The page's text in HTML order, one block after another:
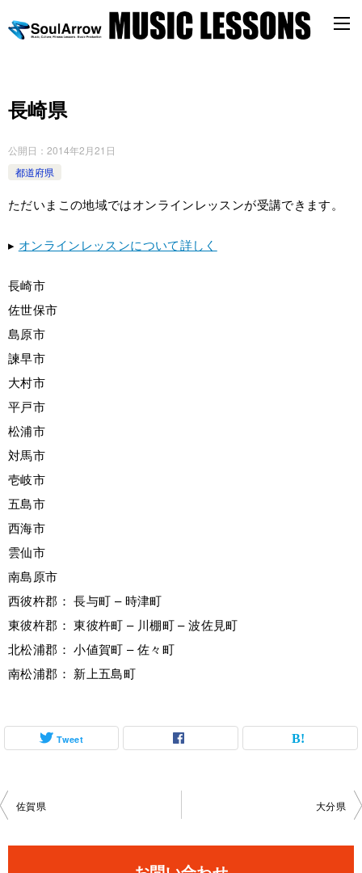
長崎県
公開日： 2014年2月21日
都道府県
ただいまこの地域ではオンラインレッスンが受講できます。
▸ オンラインレッスンについて詳しく
長崎市
佐世保市
島原市
諫早市
大村市
平戸市
松浦市
対馬市
壱岐市
五島市
西海市
雲仙市
南島原市
西彼杵郡： 長与町 – 時津町
東彼杵郡： 東彼杵町 – 川棚町 – 波佐見町
北松浦郡： 小値賀町 – 佐々町
南松浦郡： 新上五島町
Tweet
投
佐賀県 大分県